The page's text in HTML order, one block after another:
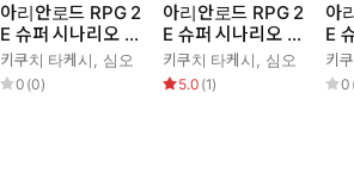
아리안로드 RPG 2
E 슈퍼 시나리오 서
포트 vol. 2
키쿠치 타케시, 심오
0 (0)
아리안로드 RPG 2
E 슈퍼 시나리오 서
포트 vol. 3
키쿠치 타케시, 심오
5.0 (1)
아
E
포
키
0